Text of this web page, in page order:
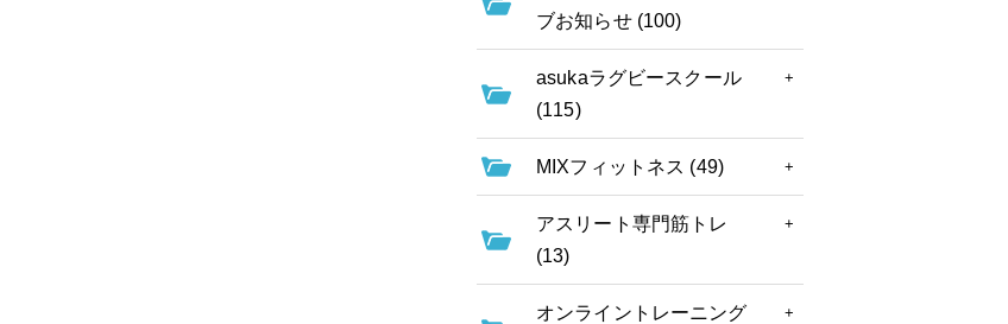
ブお知らせ (100)
asukaラグビースクール
(115)
MIXフィットネス (49)
アスリート専門筋トレ
(13)
オンライントレーニング